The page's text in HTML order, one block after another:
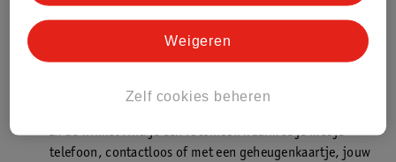
Kruidvat is een gecertificeerd drogist. Dit betekent dat je
In de winkel vind je een fotokiosk waarmee je met je
telefoon, contactloos of met een geheugenkaartje, jouw
Zelf cookies beheren
Weigeren